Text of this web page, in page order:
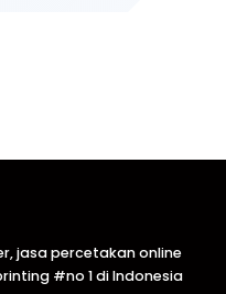
jasa percetakan online
#no 1 di Indonesia